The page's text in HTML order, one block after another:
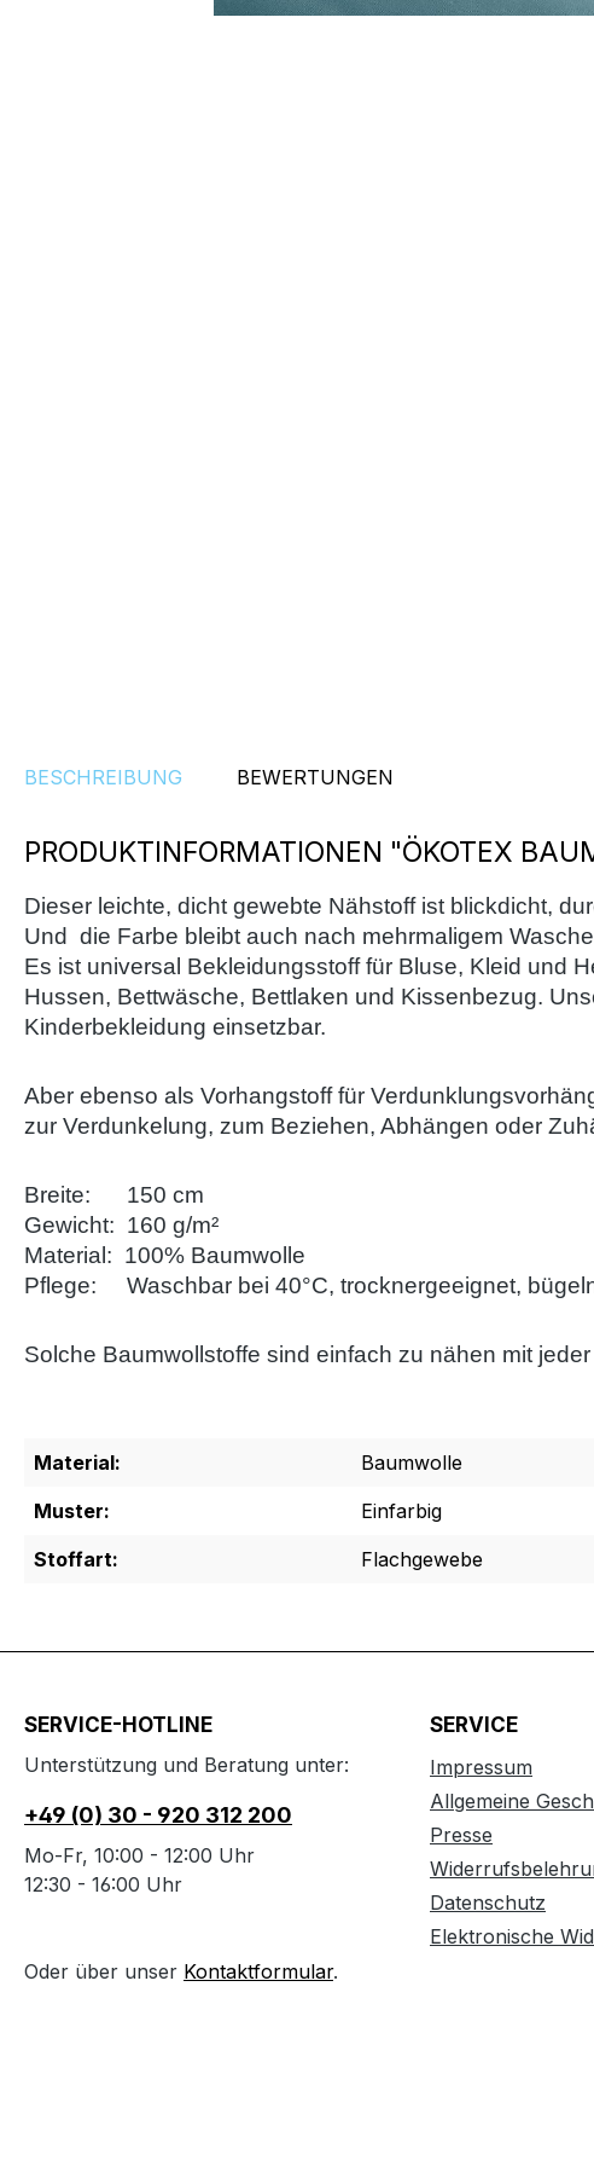
BESCHREIBUNG BEWERTUNGEN
PRODUKTINFORMATIONEN "ÖKOTEX
Dieser leichte, dicht gewebte Nähstoff ist blickdicht,
Und die Farbe bleibt auch nach mehrmaligem
Es ist universal Bekleidungsstoff für Bluse, Kleid und
Hussen, Bettwäsche, Bettlaken und Kissenbezug.
Kinderbekleidung einsetzbar.
Aber ebenso als Vorhangstoff für
zur Verdunkelung, zum Beziehen, Abhängen oder
Breite: 150 cm
Gewicht: 160 g/m²
Material: 100% Baumwolle
Pflege: Waschbar bei 40°C, trocknergeeignet,
Solche Baumwollstoffe sind einfach zu nähen mit
Material:
Baumwolle
Muster:
Einfarbig
Stoffart:
Flachgewebe
SERVICE-HOTLINE
Unterstützung und Beratung unter:
+49 (0) 30 - 920 312 200
Mo-Fr, 10:00 - 12:00 Uhr
12:30 - 16:00 Uhr
Oder über unser Kontaktformular.
SERVICE
Impressum
Allgemeine
Presse
Datenschutz
Elektronische